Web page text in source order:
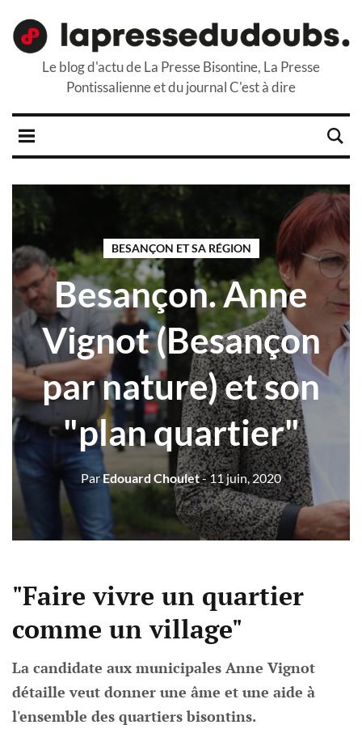
Le blog d'actu de La Presse Bisontine, La Presse
Pontissalienne et du journal C'est à dire
BESANÇON ET SA RÉGION
Besançon. Anne
Vignot (Besançon
par nature) et son
"plan quartier"
ParEdouard Choulet- 11 juin, 2020
"Faire vivre un quartier
comme un village"
La candidate aux municipales Anne Vignot
détaille veut donner une âme et une aide à
l'ensemble des quartiers bisontins.